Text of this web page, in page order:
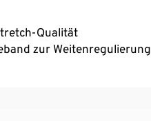
Qualität
zur Weitenregulierung